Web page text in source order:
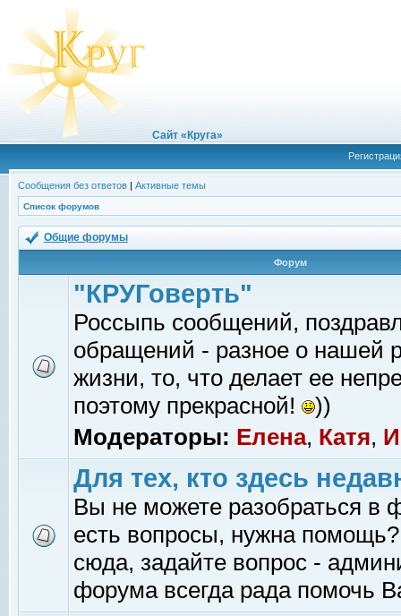
Сайт «Круга»
Сообщения без ответов | Активные темы
Список форумов
Общие форумы
Форум
"КРУГоверть"
Россыпь сообщений,
обращений - разное о нашей
жизни, то, что делает ее
поэтому прекрасной!
))
Модераторы: Елена, Катя,
Для тех, кто здесь
Вы не можете разобраться в
есть вопросы, нужна помощь?
сюда, задайте вопрос -
форума всегда рада помочь